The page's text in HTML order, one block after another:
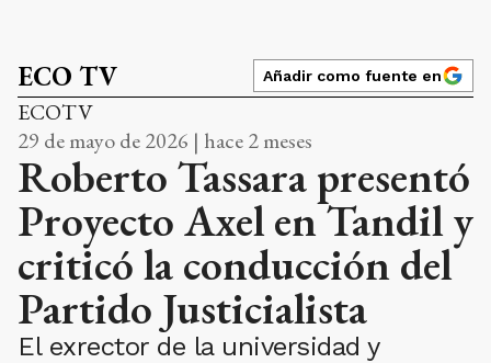
ECO TV Añadir como fuente en
ECOTV
29 de mayo de 2026 | hace 2 meses
Roberto Tassara presentó
Proyecto Axel en Tandil y
criticó la conducción del
Partido Justicialista
El exrector de la universidad y